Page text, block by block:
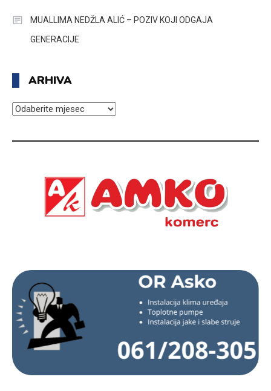
MUALLIMA NEDŽLA ALIĆ – POZIV KOJI ODGAJA
GENERACIJE
ARHIVA
ARHIVA